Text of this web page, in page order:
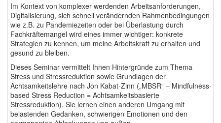
Im Kontext von komplexer werdenden Arbeitsanforderungen,
Digitalisierung, sich schnell verändernden Rahmenbedingungen
wie z.B. zu Pandemiezeiten oder bei Überlastung durch
Fachkräftemangel wird eines immer wichtiger: konkrete
Strategien zu kennen, um meine Arbeitskraft zu erhalten und
gesund zu bleiben.
Dieses Seminar vermittelt Ihnen Hintergründe zum Thema
Stress und Stressreduktion sowie Grundlagen der
Achtsamkeitslehre nach Jon Kabat-Zinn („MBSR“ – Mindfulness-
based Stress Reduction = Achtsamkeitsbasierte
Stressreduktion). Sie lernen einen anderen Umgang mit
belastenden Gedanken, schwierigen Emotionen und den